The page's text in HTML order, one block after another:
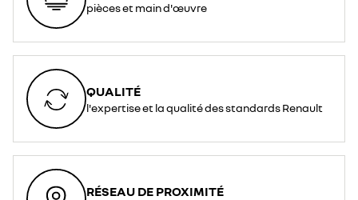
pièces et main d'œuvre
QUALITÉ
l'expertise et la qualité des standards Renault
RÉSEAU DE PROXIMITÉ